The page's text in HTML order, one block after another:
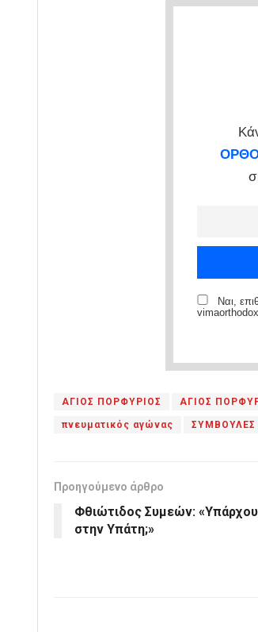
Ναι,
ΑΓΙΟΣ ΠΟΡΦΥΡΙΟΣ ΑΓΙΟΣ
πνευματικός αγώνας ΣΥΜΒΟΥΛΕΣ
Προηγούμενο άρθρο
Φθιώτιδος Συμεών:
στην Υπάτη;»